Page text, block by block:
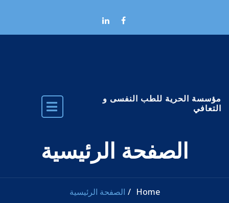
مؤسسة الحرية للطب النفسى و
التعافي
الصفحة الرئيسية
Home الصفحة الرئيسية